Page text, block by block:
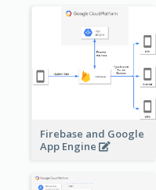
Firebase and Google
App Engine